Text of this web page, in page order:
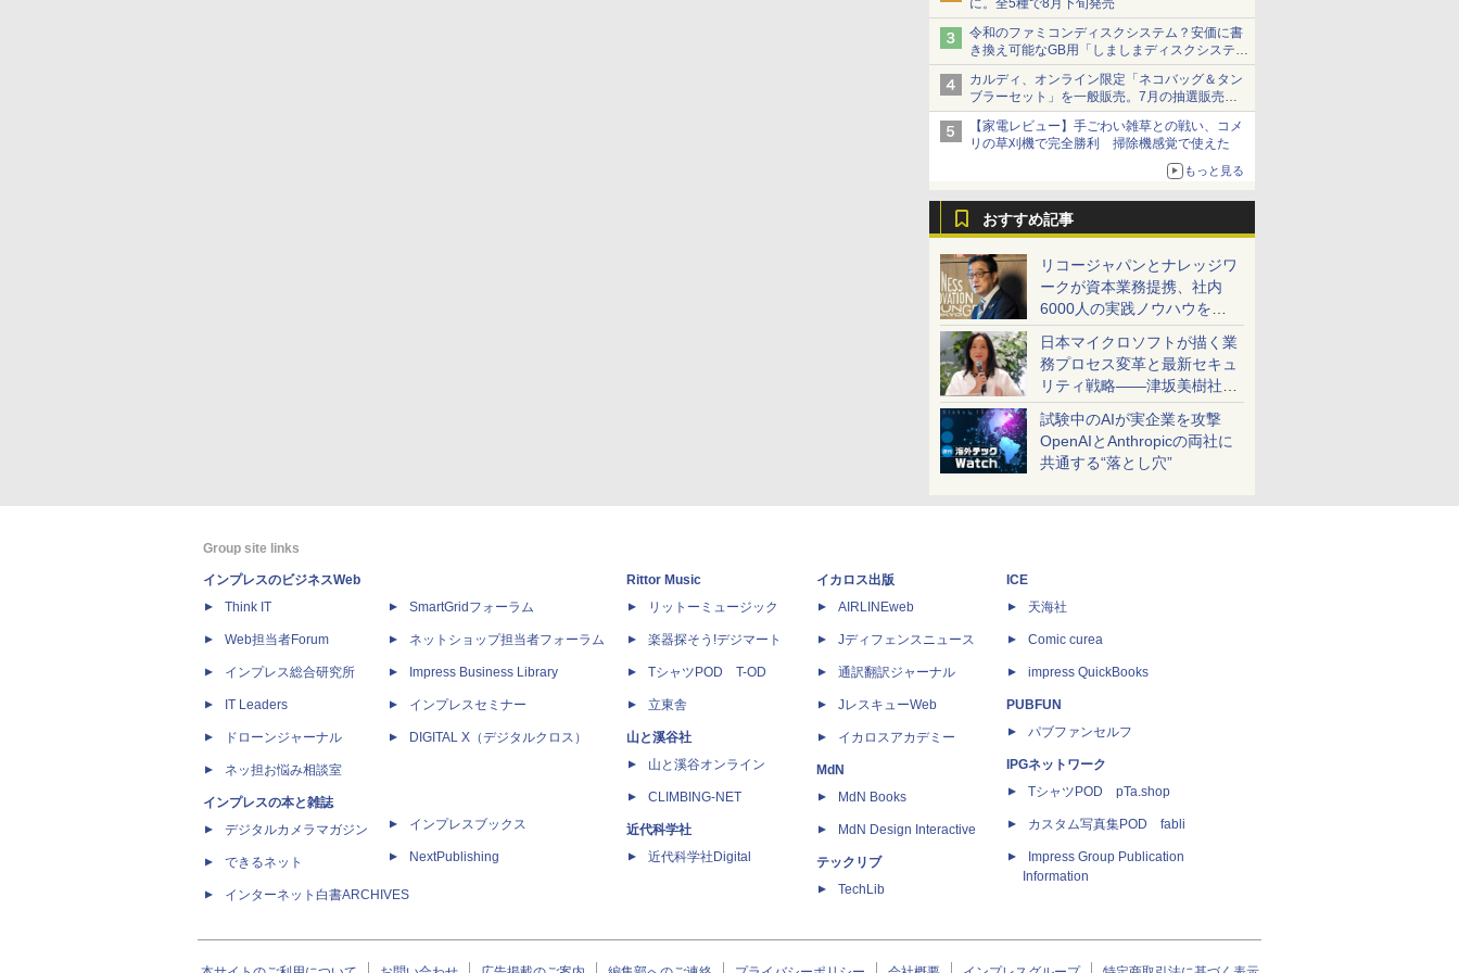
に。全5種で8月下旬発売
令和のファミコンディスクシステム？安価に書
き換え可能なGB用「しましまディスクシステ
ム」
カルディ、オンライン限定「ネコバッグ＆タン
ブラーセット」を一般販売。7月の抽選販売の
当選無効分
【家電レビュー】手ごわい雑草との戦い、コメ
リの草刈機で完全勝利 掃除機感覚で使えた
もっと見る
おすすめ記事
リコージャパンとナレッジワ
ークが資本業務提携、社内
6000人の実践ノウハウを生
かした「AI商談記録 for
RICOH」を展開へ
日本マイクロソフトが描く業
務プロセス変革と最新セキュ
リティ戦略――津坂美樹社長
が2027年度戦略を説明
試験中のAIが実企業を攻撃
OpenAIとAnthropicの両社に
共通する“落とし穴”
Group site links
インプレスのビジネスWeb
Think IT
Web担当者Forum
インプレス総合研究所
IT Leaders
ドローンジャーナル
ネッ担お悩み相談室
インプレスの本と雑誌
デジタルカメラマガジン
できるネット
インターネット白書ARCHIVES
SmartGridフォーラム
ネットショップ担当者フォーラム
Impress Business Library
インプレスセミナー
DIGITAL X（デジタルクロス）
インプレスブックス
NextPublishing
Rittor Music
リットーミュージック
楽器探そう!デジマート
TシャツPOD T-OD
立東舎
山と溪谷社
山と溪谷オンライン
CLIMBING-NET
近代科学社
近代科学社Digital
イカロス出版
AIRLINEweb
Jディフェンスニュース
通訳翻訳ジャーナル
JレスキューWeb
イカロスアカデミー
MdN
MdN Books
MdN Design Interactive
テックリブ
TechLib
ICE
天海社
Comic curea
impress QuickBooks
PUBFUN
パブファンセルフ
IPGネットワーク
TシャツPOD pTa.shop
カスタム写真集POD fabli
Impress Group Publication
Information